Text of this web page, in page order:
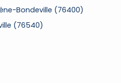
Bondeville (76400)
(76540)